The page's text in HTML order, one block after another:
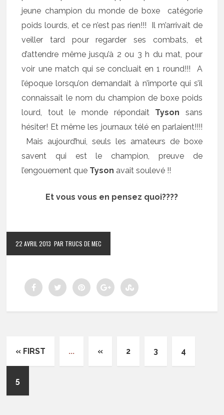
jeune champion du monde de boxe catégorie
poids lourds, et ce n’est pas rien!!! Il m’arrivait de
veiller tard pour regarder ses combats, et
d’attendre même jusqu’à 2 ou 3 h du mat, pour
voir une match qui se concluait en 1 round!!! A
l’époque lorsqu’on demandait à n’importe qui s’il
connaissait le nom du champion de boxe poids
lourd, tout le monde répondait Tyson sans
hésiter! Et même les journaux télé en parlaient!!!!
Mais aujourd’hui, seuls les amateurs de boxe
savent qui est le champion, preuve de
l’engouement que Tyson avait soulevé !!
Et vous vous en pensez quoi????
22 AVRIL 2013 PAR TRUCS DE MEC
« FIRST ... « 2 3 4
5